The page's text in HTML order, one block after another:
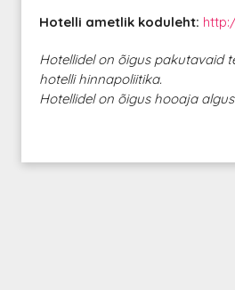
Hotelli ametlik koduleht:
Hotellidel on õigus pakutavaid
hotelli hinnapoliitika.
Hotellidel on õigus hooaja